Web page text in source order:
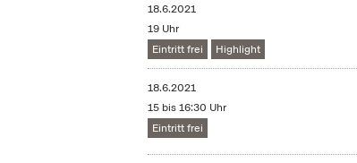
18.6.2021
19 Uhr
Eintritt frei
Highlight
18.6.2021
15 bis 16:30 Uhr
Eintritt frei